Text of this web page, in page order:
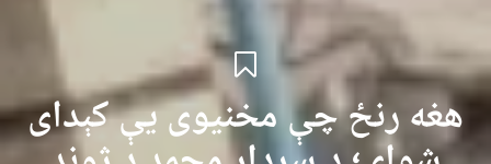
هغه رنځ چې مخنیوی یې کېدای